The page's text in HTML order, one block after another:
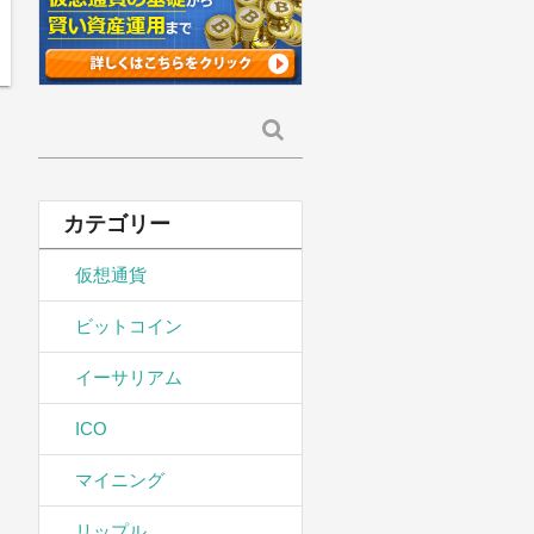
索:
カテゴリー
仮想通貨
ビットコイン
イーサリアム
ICO
マイニング